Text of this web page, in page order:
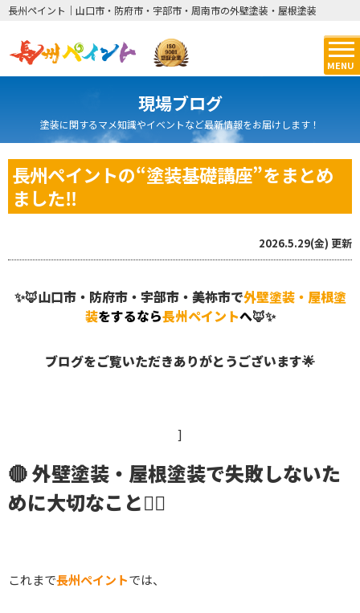
長州ペイント｜山口市・防府市・宇部市・周南市の外壁塗装・屋根塗装
MENU
現場ブログ
塗装に関するマメ知識やイベントなど最新情報をお届けします！
長州ペイントの“塗装基礎講座”をまとめ
ました‼️
2026.5.29(金) 更新
✨🦊山口市・防府市・宇部市・美祢市で外壁塗装・屋根塗
装をするなら長州ペイントへ🦊✨
ブログをご覧いただきありがとうございます🌟
]
🔴 外壁塗装・屋根塗装で失敗しないた
めに大切なこと☝🏻
これまで長州ペイントでは、